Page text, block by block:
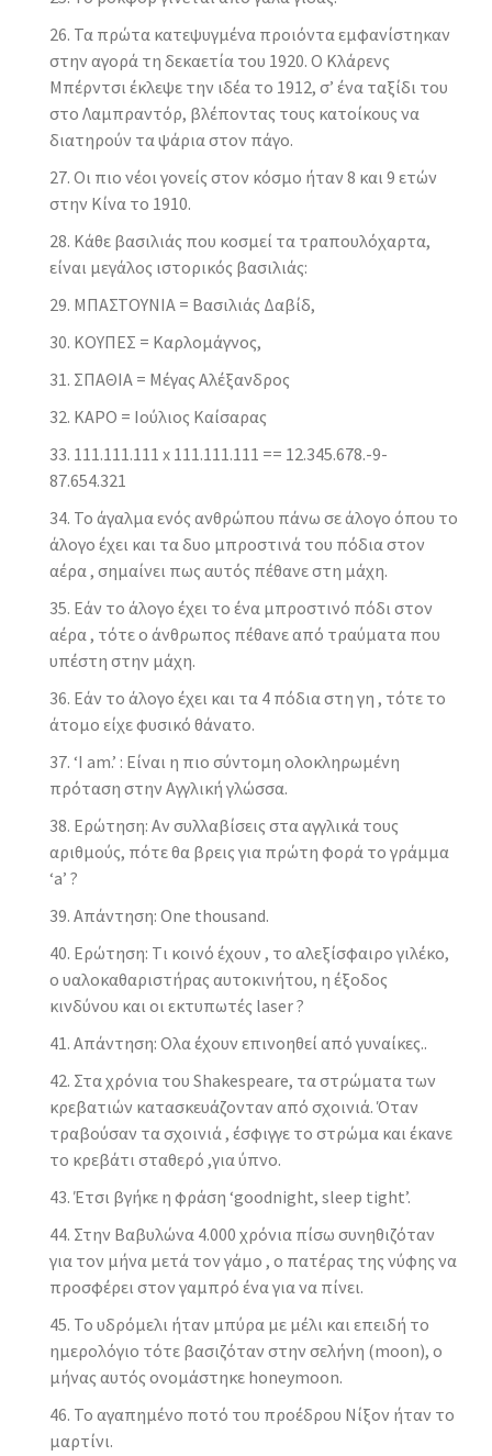
Τα πρώτα κατεψυγμένα προιόντα εμφανίστηκαν
στην αγορά τη δεκαετία του 1920. Ο Κλάρενς
Μπέρντσι έκλεψε την ιδέα το 1912, σ’ ένα ταξίδι του
στο Λαμπραντόρ, βλέποντας τους κατοίκους να
διατηρούν τα ψάρια στον πάγο.
Οι πιο νέοι γονείς στον κόσμο ήταν 8 και 9 ετών
στην Κίνα το 1910.
Κάθε βασιλιάς που κοσμεί τα τραπουλόχαρτα,
είναι μεγάλος ιστορικός βασιλιάς:
ΜΠΑΣΤΟΥΝΙΑ = Βασιλιάς Δαβίδ,
ΚΟΥΠΕΣ = Καρλομάγνος,
ΣΠΑΘΙΑ = Μέγας Αλέξανδρος
ΚΑΡΟ = Ιούλιος Καίσαρας
111.111.111 x 111.111.111 == 12.345.678.-9-
87.654.321
Το άγαλμα ενός ανθρώπου πάνω σε άλογο όπου το
άλογο έχει και τα δυο μπροστινά του πόδια στον
αέρα , σημαίνει πως αυτός πέθανε στη μάχη.
Εάν το άλογο έχει το ένα μπροστινό πόδι στον
αέρα , τότε ο άνθρωπος πέθανε από τραύματα που
υπέστη στην μάχη.
Εάν το άλογο έχει και τα 4 πόδια στη γη , τότε το
άτομο είχε φυσικό θάνατο.
‘I am.’ : Είναι η πιο σύντομη ολοκληρωμένη
πρόταση στην Αγγλική γλώσσα.
Ερώτηση: Αν συλλαβίσεις στα αγγλικά τους
αριθμούς, πότε θα βρεις για πρώτη φορά το γράμμα
‘a’ ?
Απάντηση: One thousand.
Ερώτηση: Tι κοινό έχουν , το αλεξίσφαιρο γιλέκο,
ο υαλοκαθαριστήρας αυτοκινήτου, η έξοδος
κινδύνου και οι εκτυπωτές laser ?
Απάντηση: Oλα έχουν επινοηθεί από γυναίκες..
Στα χρόνια του Shakespeare, τα στρώματα των
κρεβατιών κατασκευάζονταν από σχοινιά. Όταν
τραβούσαν τα σχοινιά , έσφιγγε το στρώμα και έκανε
το κρεβάτι σταθερό ,για ύπνο.
Έτσι βγήκε η φράση ‘goodnight, sleep tight’.
Στην Βαβυλώνα 4.000 χρόνια πίσω συνηθιζόταν
για τον μήνα μετά τον γάμο , ο πατέρας της νύφης να
προσφέρει στον γαμπρό ένα για να πίνει.
Το υδρόμελι ήταν μπύρα με μέλι και επειδή το
ημερολόγιο τότε βασιζόταν στην σελήνη (moon), ο
μήνας αυτός ονομάστηκε honeymoon.
Το αγαπημένο ποτό του προέδρου Νίξον ήταν το
μαρτίνι.